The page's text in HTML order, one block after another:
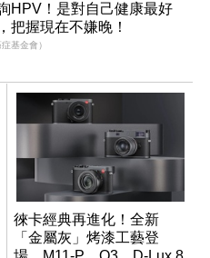
HPV！是對自己健康最好
把握現在不嫌晚！
基金會）
徠卡經典再進化！全新
「金屬灰」烤漆工藝登